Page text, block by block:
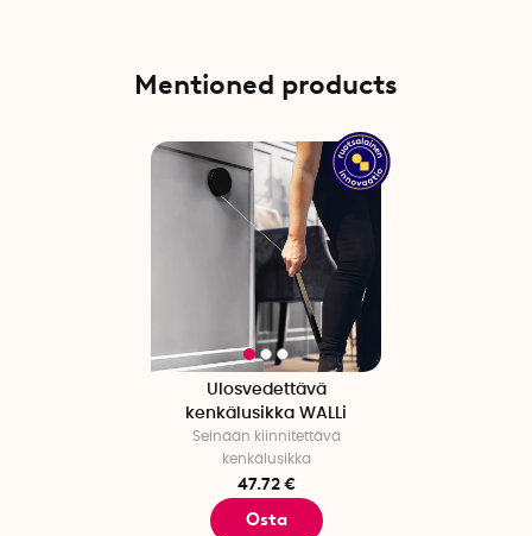
Mentioned products
Ulosvedettävä
kenkälusikka WALLi
Seinään kiinnitettävä
kenkälusikka
47.72 €
Osta